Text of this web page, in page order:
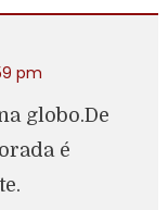
pm
globo.De
é